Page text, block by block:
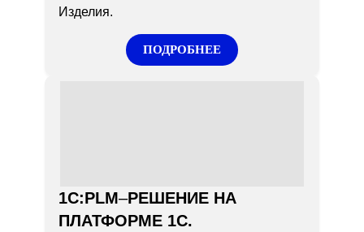
Изделия.
ПОДРОБНЕЕ
1C:PLM–РЕШЕНИЕ НА
ПЛАТФОРМЕ 1С.